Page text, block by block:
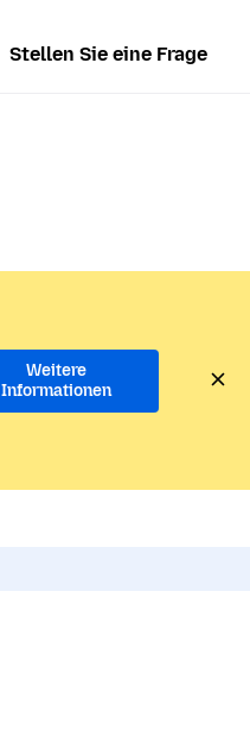
Stellen Sie eine Frage
Weitere
Informationen